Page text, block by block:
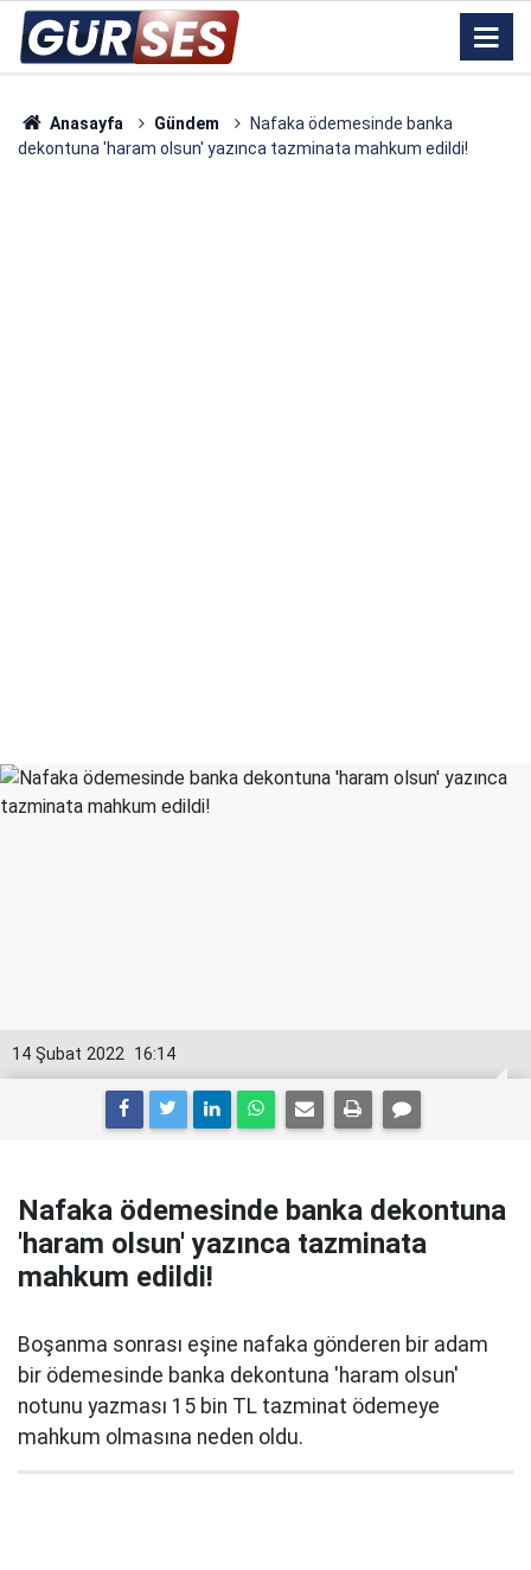
Anasayfa Gündem
Nafaka ödemesinde banka
dekontuna 'haram olsun' yazınca tazminata mahkum edildi!
16:14
14 Şubat 2022
Nafaka ödemesinde banka dekontuna
'haram olsun' yazınca tazminata
mahkum edildi!
Boşanma sonrası eşine nafaka gönderen bir adam
bir ödemesinde banka dekontuna 'haram olsun'
notunu yazması 15 bin TL tazminat ödemeye
mahkum olmasına neden oldu.